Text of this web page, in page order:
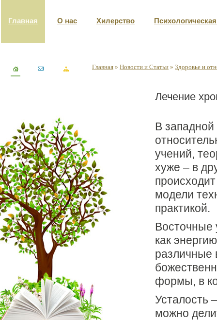
Главная О нас Хилерство
Главная » Новости и Статьи » Здоровье и
Лечение
В
учений,
хуже – в
модели
практикой.
Восточные
как
различные
формы, в
Усталость
можно